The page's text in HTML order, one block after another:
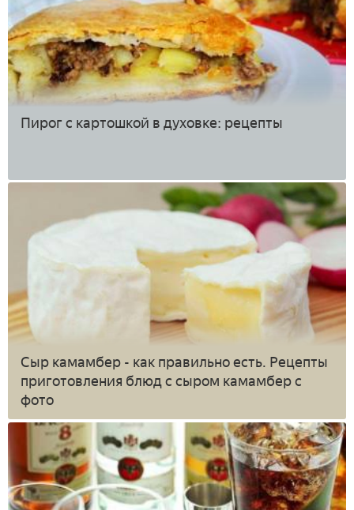
Пирог с картошкой в духовке: рецепты
Сыр камамбер - как правильно есть. Рецепты
приготовления блюд с сыром камамбер с
фото